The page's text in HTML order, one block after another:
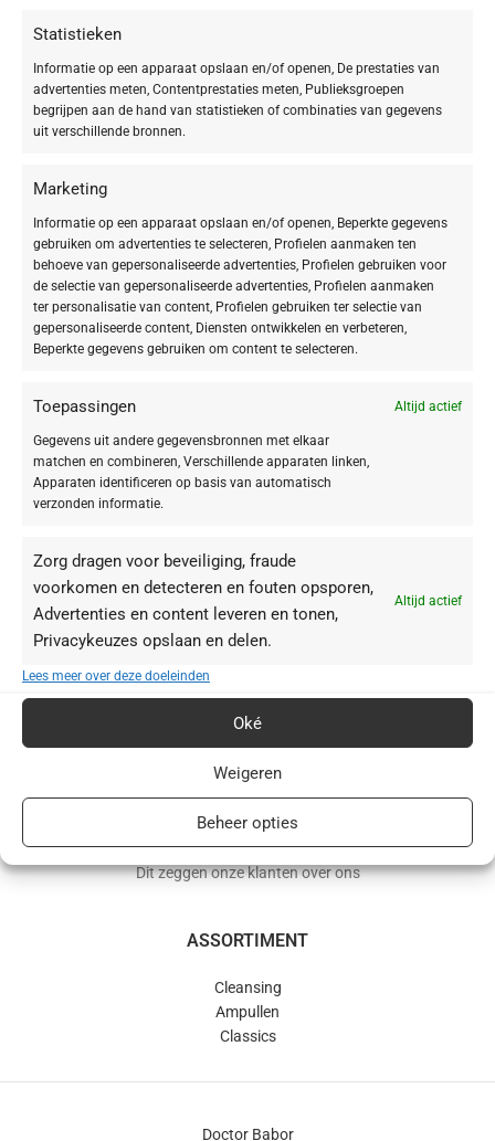
Statistieken
Informatie op een apparaat opslaan en/of openen, De prestaties van
advertenties meten, Contentprestaties meten, Publieksgroepen
begrijpen aan de hand van statistieken of combinaties van gegevens
uit verschillende bronnen.
Marketing
Informatie op een apparaat opslaan en/of openen, Beperkte gegevens
gebruiken om advertenties te selecteren, Profielen aanmaken ten
behoeve van gepersonaliseerde advertenties, Profielen gebruiken voor
de selectie van gepersonaliseerde advertenties, Profielen aanmaken
ter personalisatie van content, Profielen gebruiken ter selectie van
gepersonaliseerde content, Diensten ontwikkelen en verbeteren,
Beperkte gegevens gebruiken om content te selecteren.
Toepassingen Altijd actief
Gegevens uit andere gegevensbronnen met elkaar
matchen en combineren, Verschillende apparaten linken,
Apparaten identificeren op basis van automatisch
verzonden informatie.
Zorg dragen voor beveiliging, fraude
voorkomen en detecteren en fouten opsporen,
Advertenties en content leveren en tonen,
Privacykeuzes opslaan en delen.
Altijd actief
Lees meer over deze doeleinden
Oké
Weigeren
Beheer opties
VEGAN
Vegan
BABOR webshop | schoonheidsinstituut.nl
+31(0)85 016 0072
info@schoonheidsinstituut.nl
KVK: 96875941
RECENSIES
Dit zeggen onze klanten over ons
ASSORTIMENT
Cleansing
Ampullen
Classics
Doctor Babor